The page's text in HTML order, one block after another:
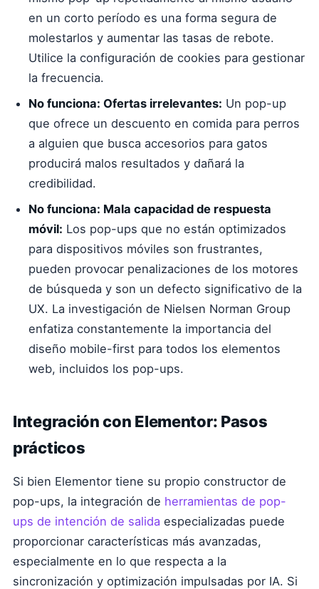
en un corto período es una forma segura de
molestarlos y aumentar las tasas de rebote.
Utilice la configuración de cookies para gestionar
la frecuencia.
No funciona: Ofertas irrelevantes: Un pop-up
que ofrece un descuento en comida para perros
a alguien que busca accesorios para gatos
producirá malos resultados y dañará la
credibilidad.
No funciona: Mala capacidad de respuesta
móvil: Los pop-ups que no están optimizados
para dispositivos móviles son frustrantes,
pueden provocar penalizaciones de los motores
de búsqueda y son un defecto significativo de la
UX. La investigación de Nielsen Norman Group
enfatiza constantemente la importancia del
diseño mobile-first para todos los elementos
web, incluidos los pop-ups.
Integración con Elementor: Pasos
prácticos
Si bien Elementor tiene su propio constructor de
pop-ups, la integración de herramientas de pop-
ups de intención de salida especializadas puede
proporcionar características más avanzadas,
especialmente en lo que respecta a la
sincronización y optimización impulsadas por IA. Si